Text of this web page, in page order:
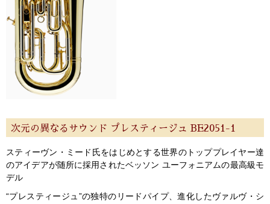
次元の異なるサウンド プレスティージュ BE2051-1
スティーヴン・ミード氏をはじめとする世界のトッププレイヤー達
のアイデアが随所に採用されたベッソン ユーフォニアムの最高級モ
デル
“プレスティージュ”の独特のリードパイプ、進化したヴァルヴ・シ